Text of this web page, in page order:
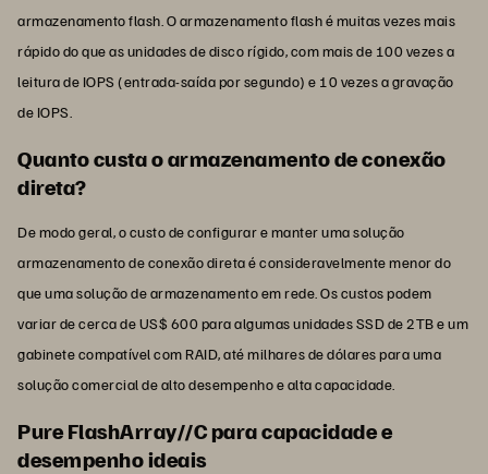
armazenamento flash. O armazenamento flash é muitas vezes mais
rápido do que as unidades de disco rígido, com mais de 100 vezes a
leitura de IOPS (entrada-saída por segundo) e 10 vezes a gravação
de IOPS.
Quanto custa o armazenamento de conexão
direta?
De modo geral, o custo de configurar e manter uma solução
armazenamento de conexão direta é consideravelmente menor do
que uma solução de armazenamento em rede. Os custos podem
variar de cerca de US$ 600 para algumas unidades SSD de 2TB e um
gabinete compatível com RAID, até milhares de dólares para uma
solução comercial de alto desempenho e alta capacidade.
Pure FlashArray//C para capacidade e
desempenho ideais